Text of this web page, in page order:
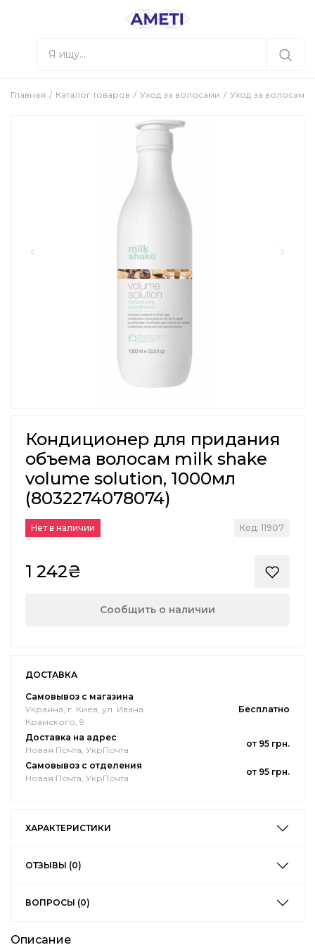
Главная Каталог товаров Уход за волосами Уход за волосами
Кондиционер для придания
объема волосам milk shake
volume solution, 1000мл
(8032274078074)
Нет в наличии Код: 11907
1 242₴
Сообщить о наличии
ДОСТАВКА
Самовывоз с магазина
Украина, г. Киев, ул. Ивана
Крамского, 9
Бесплатно
Доставка на адрес
Новая Почта, УкрПочта
от 95 грн.
Самовывоз с отделения
Новая Почта, УкрПочта
от 95 грн.
ХАРАКТЕРИСТИКИ
ОТЗЫВЫ (0)
ВОПРОСЫ (0)
Описание